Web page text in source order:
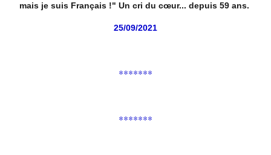
mais je suis Français !" Un cri du cœur... depuis 59 ans.
25/09/2021
*******
*******